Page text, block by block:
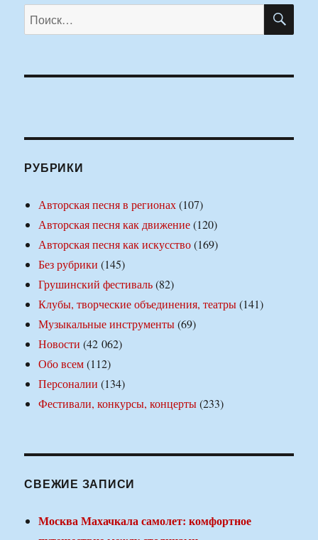
Искать:
РУБРИКИ
Авторская песня в регионах(107)
Авторская песня как движение(120)
Авторская песня как искусство(169)
Без рубрики (145)
Грушинский фестиваль(82)
Клубы, творческие объединения, театры(141)
Музыкальные инструменты(69)
Новости (42 062)
Обо всем(112)
Персоналии (134)
Фестивали, конкурсы, концерты(233)
СВЕЖИЕ ЗАПИСИ
Москва Махачкала самолет: комфортное